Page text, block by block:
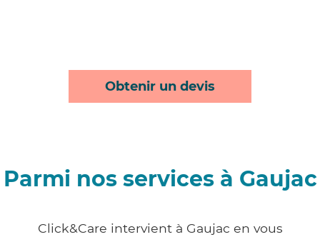
Obtenir un devis
Parmi nos services à Gaujac
Click&Care intervient à Gaujac en vous